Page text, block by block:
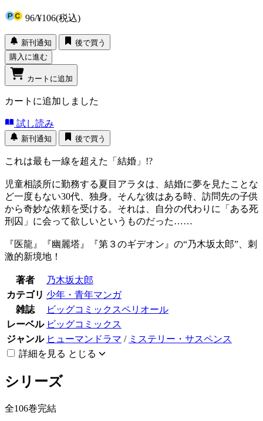
96/¥106(税込)
新刊通知
後で買う
購入に進む
カートに追加
カートに追加しました
試し読み
新刊通知 後で買う
これは最も一線を超えた「結婚」!?
児童相談所に勤務する夏目アラタは、結婚に夢を見たことな
ど一度もない30代、独身。そんな彼はある時、訪問先の子供
から奇妙な依頼を受ける。それは、自分の代わりに「ある死
刑囚」に会って欲しいというものだった……
『医龍』『幽麗塔』『第３のギデオン』の“乃木坂太郎”、刺
激的新境地！
著者
乃木坂太郎
カテゴリ 少年・青年マンガ
雑誌
ビッグコミックスペリオール
レーベル ビッグコミックス
ジャンル ヒューマンドラマ / ミステリー・サスペンス
詳細を見る とじる
シリーズ
全106巻完結